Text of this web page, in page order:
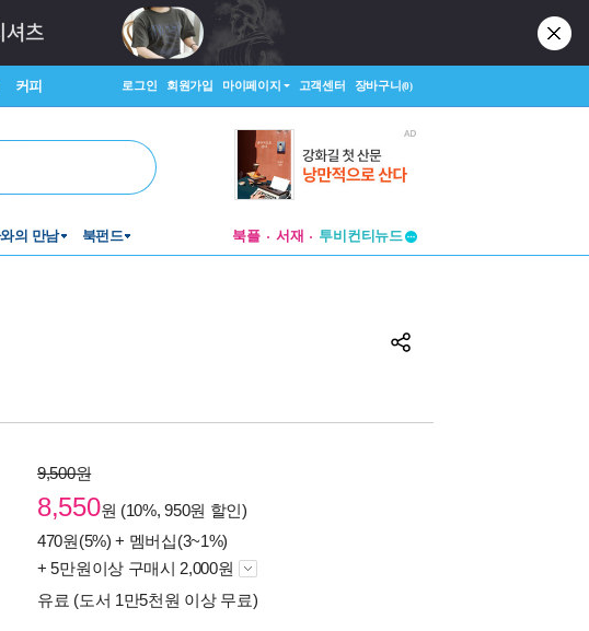
커피 로그인 회원가입 마이페이지 고객센터 장바구니(0)
의 만남 북펀드 북플 서재
투비컨티뉴드
9,500원
8,550원 (10%, 950원 할인)
470원(5%) + 멤버십(3~1%)
+ 5만원이상 구매시 2,000원
유료 (도서 1만5천원 이상 무료)